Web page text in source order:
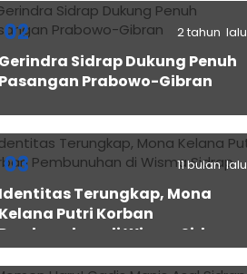
02 2 tahun lalu
Gerindra Sidrap Dukung Penuh
Pasangan Prabowo-Gibran
03 11 bulan lalu
Identitas Terungkap, Mona
Kelana Putri Korban
Pembunuhan di Wisma Sidrap